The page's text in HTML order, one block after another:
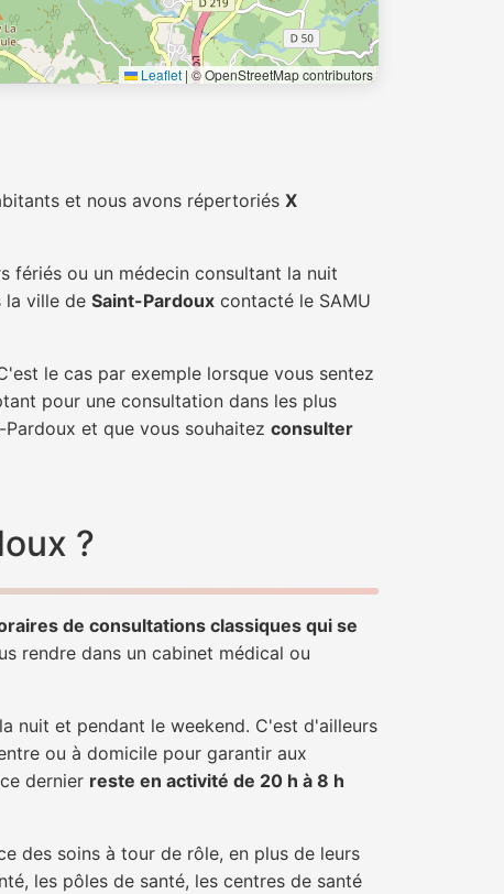
Leaflet | © OpenStreetMap contributors
et nous avons répertoriés X
fériés ou un médecin consultant la nuit
la ville de Saint-Pardoux contacté le SAMU
le cas par exemple lorsque vous sentez
pour une consultation dans les plus
et que vous souhaitez consulter
?
de consultations classiques qui se
rendre dans un cabinet médical ou
nuit et pendant le weekend. C'est d'ailleurs
ou à domicile pour garantir aux
dernier reste en activité de 20 h à 8 h
des soins à tour de rôle, en plus de leurs
les pôles de santé, les centres de santé